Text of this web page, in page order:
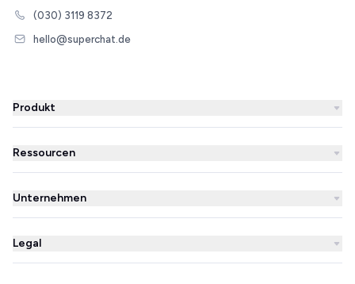
(030) 3119 8372
hello@superchat.de
Produkt
WhatsApp Business
WhatsApp Newsletter
KI-Agent
Ressourcen
Blog
Erfolgsgeschichten
Partnerverzeichnis
Unternehmen
Über uns
Preise & Pläne
Legal
Impressum